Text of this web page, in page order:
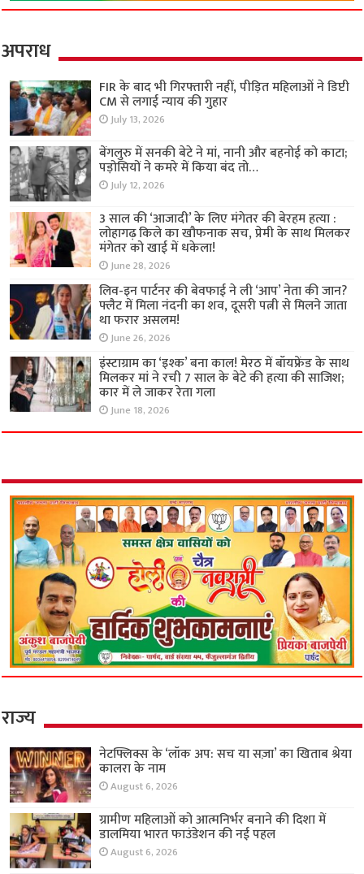
अपराध
FIR के बाद भी गिरफ्तारी नहीं, पीड़ित महिलाओं ने डिप्टी
CM से लगाई न्याय की गुहार
July 13, 2026
बेंगलुरु में सनकी बेटे ने मां, नानी और बहनोई को काटा;
पड़ोसियों ने कमरे में किया बंद तो…
July 12, 2026
3 साल की ‘आजादी’ के लिए मंगेतर की बेरहम हत्या :
लोहागढ़ किले का खौफनाक सच, प्रेमी के साथ मिलकर
मंगेतर को खाई में धकेला!
June 28, 2026
लिव-इन पार्टनर की बेवफाई ने ली ‘आप’ नेता की जान?
फ्लैट में मिला नंदनी का शव, दूसरी पत्नी से मिलने जाता
था फरार असलम!
June 26, 2026
इंस्टाग्राम का ‘इश्क’ बना काल! मेरठ में बॉयफ्रेंड के साथ
मिलकर मां ने रची 7 साल के बेटे की हत्या की साजिश;
कार में ले जाकर रेता गला
June 18, 2026
राज्य
नेटफ्लिक्स के ‘लॉक अप: सच या सज़ा’ का खिताब श्रेया
कालरा के नाम
August 6, 2026
ग्रामीण महिलाओं को आत्मनिर्भर बनाने की दिशा में
डालमिया भारत फाउंडेशन की नई पहल
August 6, 2026